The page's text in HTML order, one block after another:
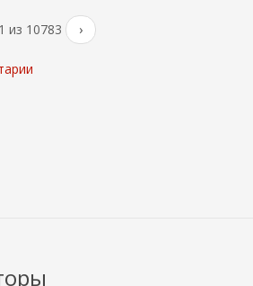
1 из 10783 ›